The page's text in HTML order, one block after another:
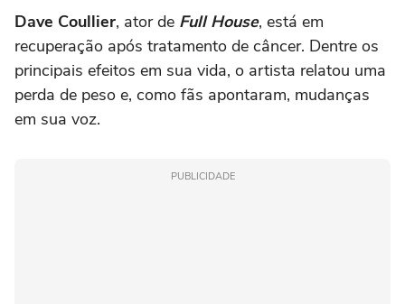
Dave Coullier, ator de Full House, está em
recuperação após tratamento de câncer. Dentre os
principais efeitos em sua vida, o artista relatou uma
perda de peso e, como fãs apontaram, mudanças
em sua voz.
PUBLICIDADE